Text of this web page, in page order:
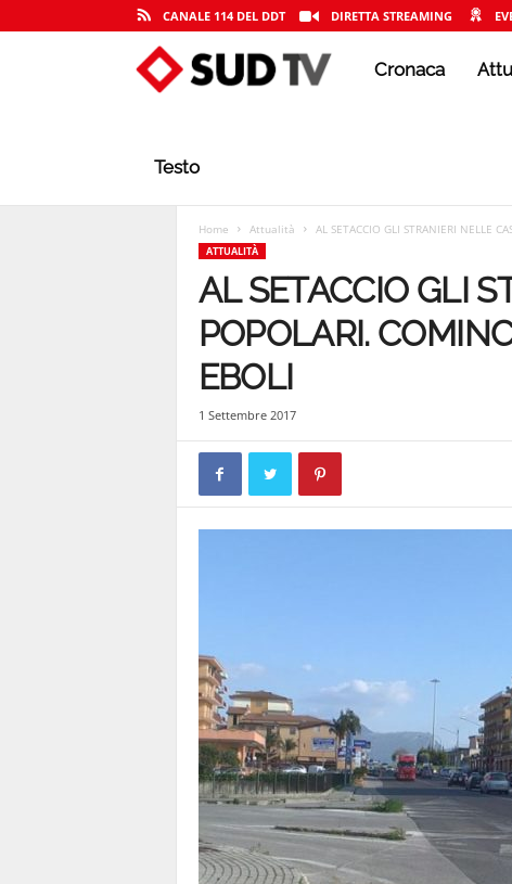
CANALE 114 DEL DDT DIRETTA STREAMING
T
|
Cronaca
Testo
Home Attualità AL SETACCIO GLI STRANIERI NELLE
ATTUALITÀ
AL SETACCIO GLI
POPOLARI.
EBOLI
1 Settembre 2017